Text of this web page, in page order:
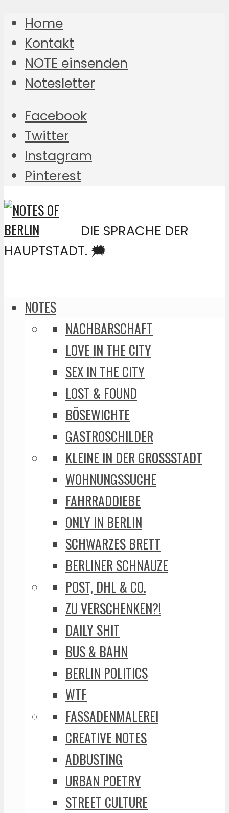
Home
Kontakt
NOTE einsenden
Notesletter
Facebook
Twitter
Instagram
Pinterest
DIE SPRACHE DER
HAUPTSTADT. 🗯️
NOTES
NACHBARSCHAFT
LOVE IN THE CITY
SEX IN THE CITY
LOST & FOUND
BÖSEWICHTE
GASTROSCHILDER
KLEINE IN DER GROSSSTADT
WOHNUNGSSUCHE
FAHRRADDIEBE
ONLY IN BERLIN
SCHWARZES BRETT
BERLINER SCHNAUZE
POST, DHL & CO.
ZU VERSCHENKEN?!
DAILY SHIT
BUS & BAHN
BERLIN POLITICS
WTF
FASSADENMALEREI
CREATIVE NOTES
ADBUSTING
URBAN POETRY
STREET CULTURE